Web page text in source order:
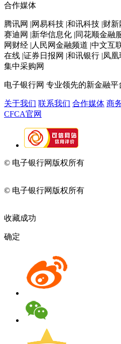
合作媒体
腾讯网 |网易科技 |和讯科技 |财
赛迪网 |新华信息化 |同花顺金融
网财经 |人民网金融频道 |中文互
在线 |证券日报网 |和讯银行 |凤
集中采购网
电子银行网 专业领先的新金融平
关于我们 联系我们 合作媒体 商
CFCA官网
© 电子银行网版权所有
© 电子银行网版权所有
收藏成功
确定